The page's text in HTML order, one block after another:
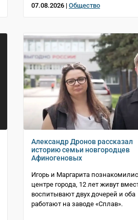
07.08.2026 | Общество
Александр Дронов рассказал
историю семьи новгородцев
Афиногеновых
Игорь и Маргарита
центре города, 12 лет живут
воспитывают двух дочерей и оба
работают на заводе «Сплав».